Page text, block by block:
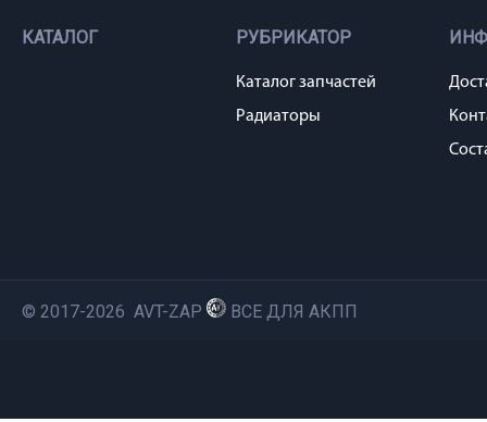
КАТАЛОГ РУБРИКАТОР
Каталог запчастей
Радиаторы
© 2017-2026 AVT-ZAP ВСЕ ДЛЯ АКПП